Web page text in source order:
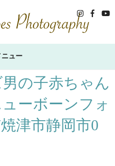
ニュー
の子赤ちゃん
ーボーンフォ
津市静岡市0